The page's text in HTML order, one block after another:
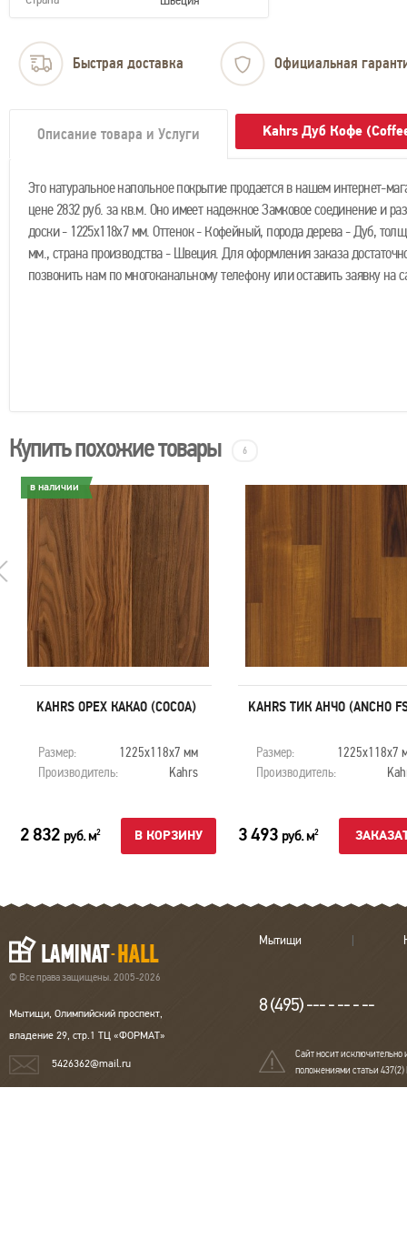
Быстрая доставка Официальная
Описание товара и Услуги Kahrs Дуб Кофе
Это натуральное напольное покрытие продается в нашем интернет-
цене 2832 руб. за кв.м. Оно имеет надежное Замковое соединение и
доски - 1225х118х7 мм. Оттенок - Кофейный, порода дерева - Дуб,
мм., страна производства - Швеция. Для оформления заказа
позвонить нам по многоканальному телефону или оставить заявку на
Купить похожие товары 6
в наличии
KAHRS ОРЕХ КАКАО (COCOA)
Размер:
1225х118х7 мм
Производитель:
Kahrs
2 832 руб. м2 В КОРЗИНУ
KAHRS ТИК АНЧО (ANCHO
Размер:
1225х118х7
Производитель:
3 493 руб. м2
© Все права защищены. 2005-2026
Мытищи, Олимпийский проспект,
владение 29, стр.1 ТЦ «ФОРМАТ»
5426362@mail.ru
Мытищи
8 (495) --- - -- - --
Сайт носит исключительно
положениями статьи